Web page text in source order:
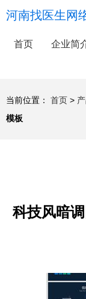
河南找医生网
首页 企业简
当前位置： 首页 >
模板
科技风暗